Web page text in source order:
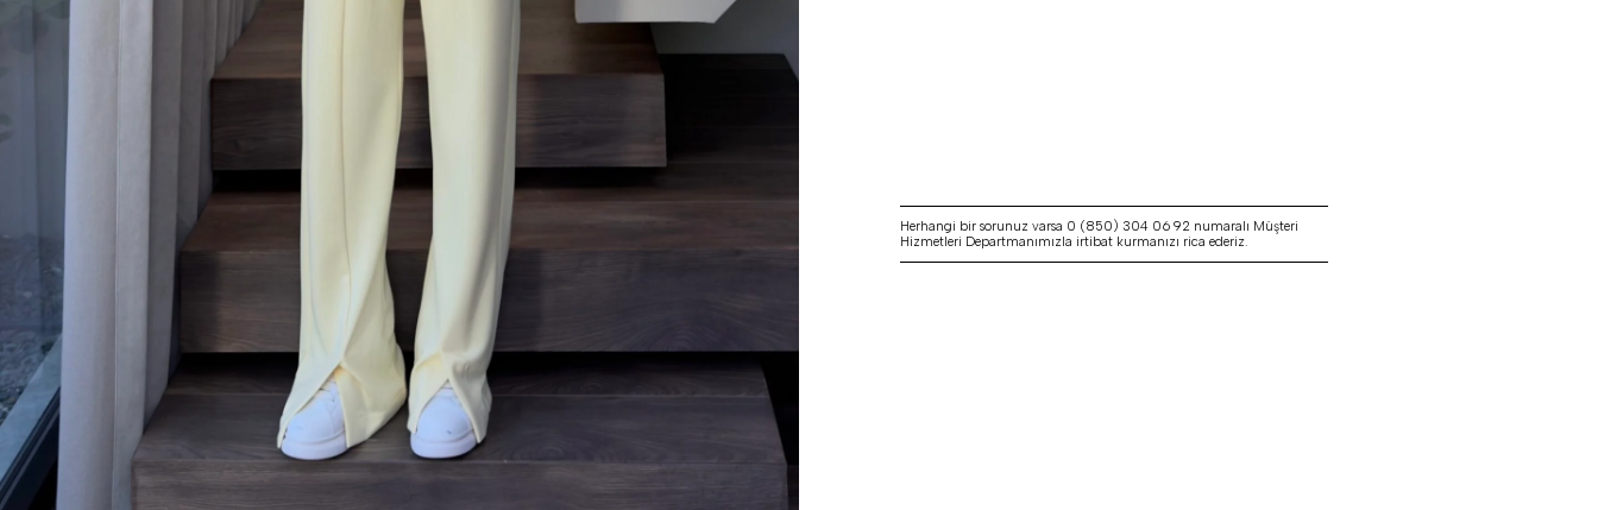
Herhangi bir sorunuz varsa 0 (850) 304 06 92 numaralı Müşteri
Hizmetleri Departmanımızla irtibat kurmanızı rica ederiz.